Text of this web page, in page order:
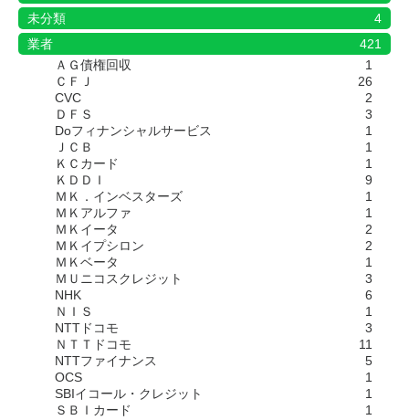
未分類
4
業者
421
ＡＧ債権回収
1
ＣＦＪ
26
CVC
2
ＤＦＳ
3
Doフィナンシャルサービス
1
ＪＣＢ
1
ＫＣカード
1
ＫＤＤＩ
9
ＭＫ．インベスターズ
1
ＭＫアルファ
1
ＭＫイータ
2
ＭＫイプシロン
2
ＭＫベータ
1
ＭＵニコスクレジット
3
NHK
6
ＮＩＳ
1
NTTドコモ
3
ＮＴＴドコモ
11
NTTファイナンス
5
OCS
1
SBIイコール・クレジット
1
ＳＢＩカード
1